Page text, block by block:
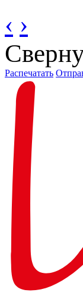
‹ ›
Распечатать